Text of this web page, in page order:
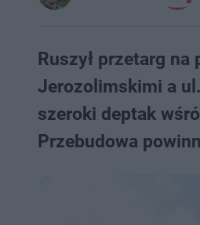
Ruszył przetarg
Jerozolimskimi a
szeroki deptak
Przebudowa